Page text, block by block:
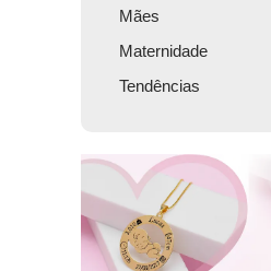
Mães
Maternidade
Tendências